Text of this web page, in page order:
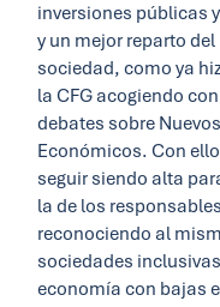
inversiones públicas
y un mejor reparto
sociedad, como ya
la CFG acogiendo
debates sobre
Económicos. Con
seguir siendo alta
la de los
reconociendo al
sociedades
economía con bajas